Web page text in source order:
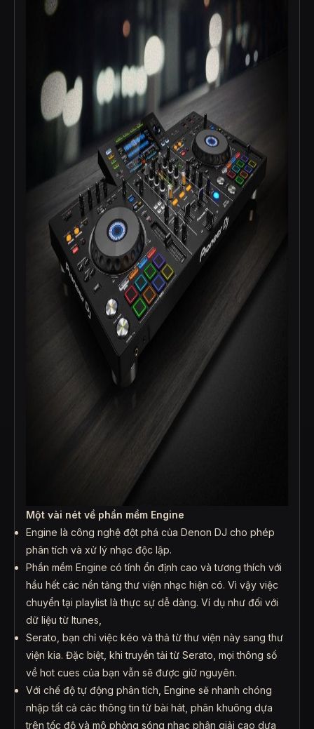
Một vài nét về phần mềm Engine
Engine là công nghệ đột phá của Denon DJ cho phép
phân tích và xử lý nhạc độc lập.
Phần mềm Engine có tính ổn định cao và tương thích với
hầu hết các nền tảng thư viện nhạc hiện có. Vì vậy việc
chuyển tại playlist là thực sự dễ dàng. Ví dụ như đối với
dữ liệu từ Itunes,
Serato, bạn chỉ việc kéo và thả từ thư viện này sang thư
viện kia. Đặc biệt, khi truyền tải từ Serato, mọi thông số
về hot cues của bạn vẫn sẽ được giữ nguyên.
Với chế độ tự động phân tích, Engine sẽ nhanh chóng
nhập tất cả các thông tin từ bài hát, phân khuông dựa
trên tốc độ và mô phỏng sóng nhạc phân giải cao dựa